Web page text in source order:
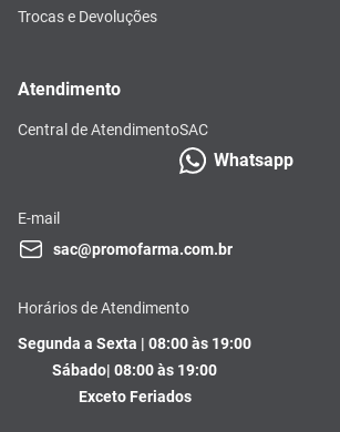
Trocas e Devoluções
Atendimento
Central de AtendimentoSAC
Whatsapp
E-mail
sac@promofarma.com.br
Horários de Atendimento
Segunda a Sexta | 08:00 às 19:00
Sábado| 08:00 às 19:00
Exceto Feriados